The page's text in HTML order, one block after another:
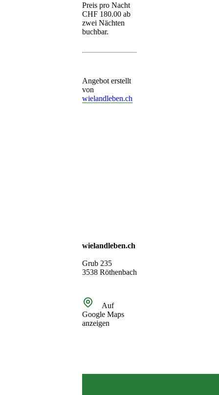
Preis pro Nacht
CHF 180.00 ab
zwei Nächten
buchbar.
Angebot erstellt
von
wielandleben.ch
wielandleben.ch
Grub 235
3538 Röthenbach
Auf
Google Maps
anzeigen